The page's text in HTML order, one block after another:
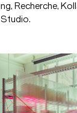
Recherche,